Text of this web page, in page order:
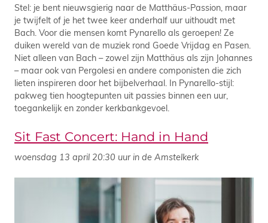
Stel: je bent nieuwsgierig naar de Matthäus-Passion, maar
je twijfelt of je het twee keer anderhalf uur uithoudt met
Bach. Voor die mensen komt Pynarello als geroepen! Ze
duiken wereld van de muziek rond Goede Vrijdag en Pasen.
Niet alleen van Bach – zowel zijn Matthäus als zijn Johannes
– maar ook van Pergolesi en andere componisten die zich
lieten inspireren door het bijbelverhaal. In Pynarello-stijl:
pakweg tien hoogtepunten uit passies binnen een uur,
toegankelijk en zonder kerkbankgevoel.
Sit Fast Concert: Hand in Hand
woensdag 13 april 20:30 uur in de Amstelkerk